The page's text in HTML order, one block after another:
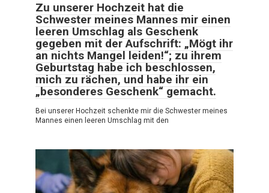
Zu unserer Hochzeit hat die
Schwester meines Mannes mir einen
leeren Umschlag als Geschenk
gegeben mit der Aufschrift: „Mögt ihr
an nichts Mangel leiden!“; zu ihrem
Geburtstag habe ich beschlossen,
mich zu rächen, und habe ihr ein
„besonderes Geschenk“ gemacht.
Bei unserer Hochzeit schenkte mir die Schwester meines
Mannes einen leeren Umschlag mit den